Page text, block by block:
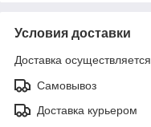
Условия доставки
Доставка
Самовывоз
Доставка курьером